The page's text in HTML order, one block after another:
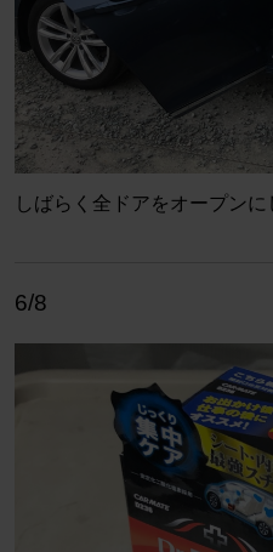
しばらく全ドアをオープンに
6/8